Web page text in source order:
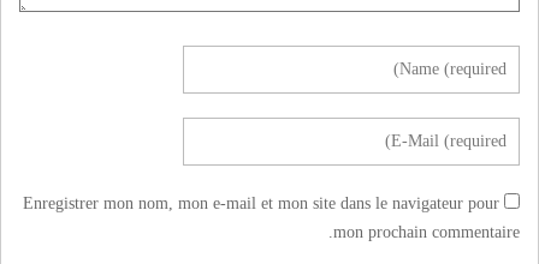
Enregistrer mon nom, mon e-mail et mon site dans le navigateur pour
mon prochain commentaire.